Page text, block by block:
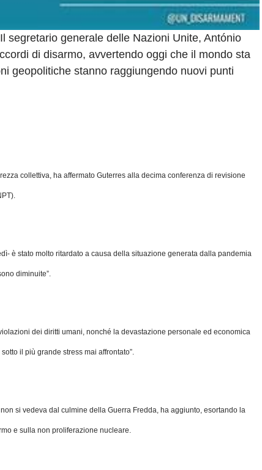
segretario generale delle Nazioni Unite, António
di disarmo, avvertendo oggi che il mondo sta
geopolitiche stanno raggiungendo nuovi punti
collettiva, ha affermato Guterres alla decima conferenza di revisione
è stato molto ritardato a causa della situazione generata dalla pandemia
diminuite”.
dei diritti umani, nonché la devastazione personale ed economica
il più grande stress mai affrontato”.
si vedeva dal culmine della Guerra Fredda, ha aggiunto, esortando la
e sulla non proliferazione nucleare.